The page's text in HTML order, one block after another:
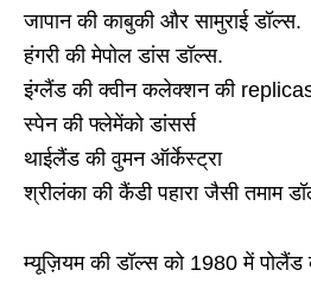
जापान की काबुकी और सामुराई डॉल्स.
हंगरी की मेपोल डांस डॉल्स.
इंग्लैंड की क्वीन कलेक्शन की
स्पेन की फ्लेमेंको डांसर्स
थाईलैंड की वुमन ऑर्केस्ट्रा
श्रीलंका की कैंडी पहारा जैसी तमाम
म्यूज़ियम की डॉल्स को 1980 में